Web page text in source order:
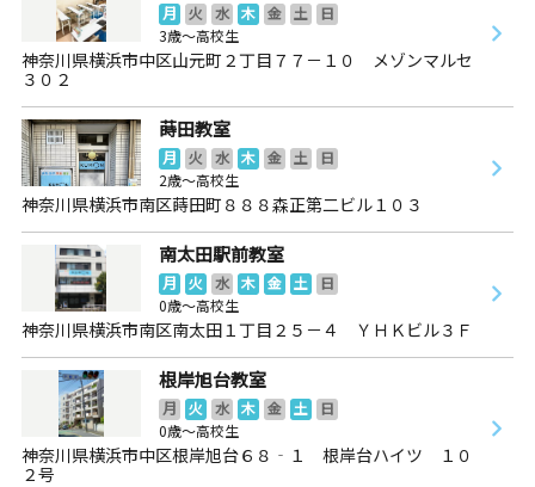
月 火 水 木 金 土
日
3歳～高校生
神奈川県横浜市中区山元町２丁目７７－１０ メゾンマルセ
３０２
蒔田教室
月 火 水 木 金 土
日
2歳～高校生
神奈川県横浜市南区蒔田町８８８森正第二ビル１０３
南太田駅前教室
月 火 水 木 金 土
日
0歳～高校生
神奈川県横浜市南区南太田１丁目２５－４ ＹＨＫビル３Ｆ
根岸旭台教室
月 火 水 木 金 土
日
0歳～高校生
神奈川県横浜市中区根岸旭台６８‐１ 根岸台ハイツ １０
２号